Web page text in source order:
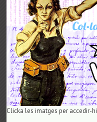
Clicka les imatges per accedir-hi